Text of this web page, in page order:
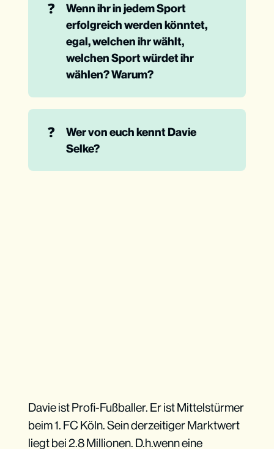
❓
Wenn ihr in jedem Sport
erfolgreich werden könntet,
egal, welchen ihr wählt,
welchen Sport würdet ihr
wählen? Warum?
❓
Wer von euch kennt Davie
Selke?
Davie ist Profi-Fußballer. Er ist Mittelstürmer
beim 1. FC Köln. Sein derzeitiger Marktwert
liegt bei 2.8 Millionen. D.h.wenn eine